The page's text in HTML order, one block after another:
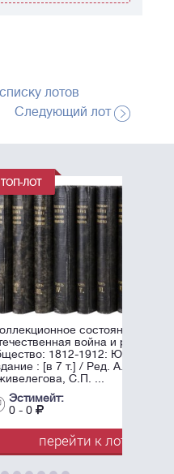
лотов
Следующий лот
и русское
Юбилейное
Ред. А.К.
...
к лоту